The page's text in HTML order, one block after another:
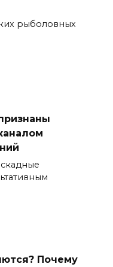
рыболовных
Почему